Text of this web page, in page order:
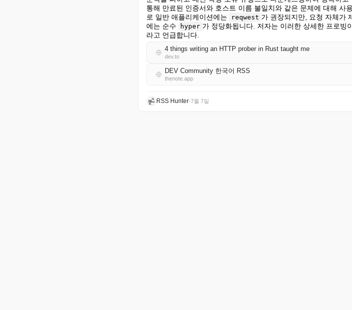
통해 만료된 인증서와 호스트 이름 불일치와 같은 문제에 대해 사
로 일반 애플리케이션에는
reqwest 가 권장되지만, 요청 자체가
에는 순수
hyper 가 정당화됩니다. 저자는 이러한 상세한 프로빙
라고 언급합니다.
4 things writing an HTTP prober in Rust taught me
dev.to
DEV Community 한국어 RSS
thenote.app
RSS Hunter•7월 7일